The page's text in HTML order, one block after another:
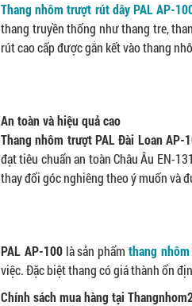
Thang nhôm trượt rút dây PAL AP-
thang truyền thống như thang tre,
rút cao cấp được gắn kết vào thang
An toàn và hiệu quả cao
Thang nhôm trượt PAL Đài Loan AP-
đạt tiêu chuẩn an toàn Châu Âu EN-
thay đổi góc nghiêng theo ý muốn và
PAL AP-100là sản phẩmthang
việc. Đặc biệt thang có giá thành ổn
Chính sách mua hàng tại